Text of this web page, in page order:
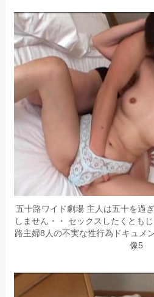
五十路ワイド劇場 主人は五十を過
しません・・ セックスしたくとも
路主婦8人の不実な性行為ドキュメ
像5